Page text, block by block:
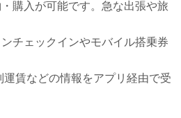
購入が可能です。急な出張や旅
チェックインやモバイル搭乗券
賃などの情報をアプリ経由で受